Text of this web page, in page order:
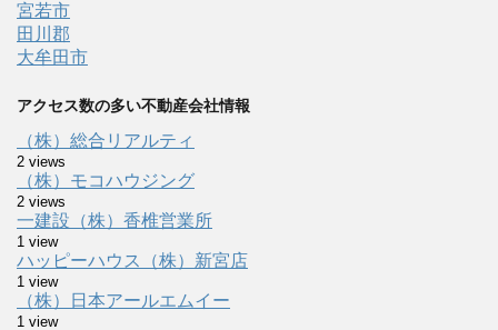
宮若市
田川郡
大牟田市
アクセス数の多い不動産会社情報
（株）総合リアルティ
2 views
（株）モコハウジング
2 views
一建設（株）香椎営業所
1 view
ハッピーハウス（株）新宮店
1 view
（株）日本アールエムイー
1 view